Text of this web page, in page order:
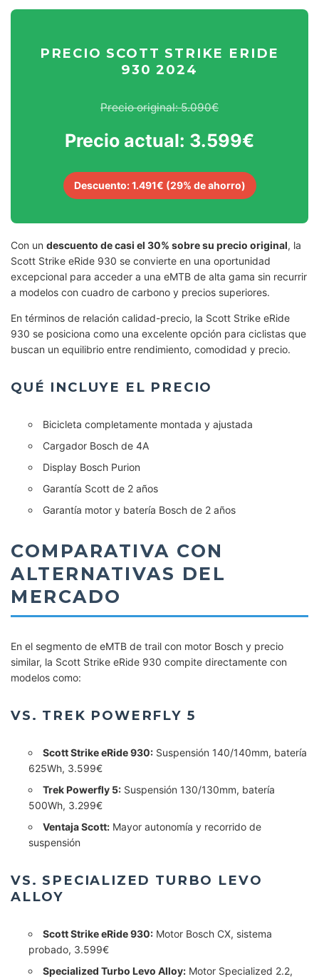
PRECIO SCOTT STRIKE ERIDE
930 2024
Precio original: 5.090€
Precio actual: 3.599€
Descuento: 1.491€ (29% de ahorro)
Con un descuento de casi el 30% sobre su precio original, la
Scott Strike eRide 930 se convierte en una oportunidad
excepcional para acceder a una eMTB de alta gama sin recurrir
a modelos con cuadro de carbono y precios superiores.
En términos de relación calidad-precio, la Scott Strike eRide
930 se posiciona como una excelente opción para ciclistas que
buscan un equilibrio entre rendimiento, comodidad y precio.
QUÉ INCLUYE EL PRECIO
Bicicleta completamente montada y ajustada
Cargador Bosch de 4A
Display Bosch Purion
Garantía Scott de 2 años
Garantía motor y batería Bosch de 2 años
COMPARATIVA CON
ALTERNATIVAS DEL
MERCADO
En el segmento de eMTB de trail con motor Bosch y precio
similar, la Scott Strike eRide 930 compite directamente con
modelos como:
VS. TREK POWERFLY 5
Scott Strike eRide 930: Suspensión 140/140mm, batería
625Wh, 3.599€
Trek Powerfly 5: Suspensión 130/130mm, batería
500Wh, 3.299€
Ventaja Scott: Mayor autonomía y recorrido de
suspensión
VS. SPECIALIZED TURBO LEVO
ALLOY
Scott Strike eRide 930: Motor Bosch CX, sistema
probado, 3.599€
Specialized Turbo Levo Alloy: Motor Specialized 2.2,